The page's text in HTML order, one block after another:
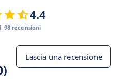
4.4
98 recensioni
Lascia una recensione